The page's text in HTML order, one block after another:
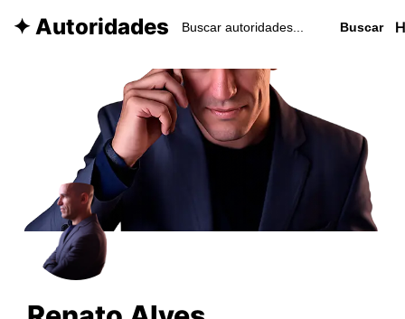
✦ Autoridades Buscar